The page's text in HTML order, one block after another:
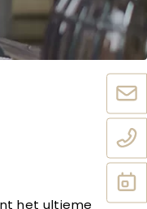
het ultieme